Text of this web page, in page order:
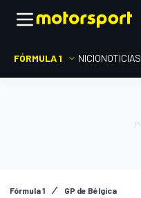
FÓRMULA 1 INICIONOTICIAS
Fórmula 1 GP de Bélgica